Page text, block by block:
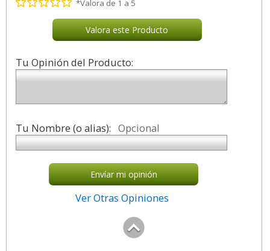
*Valora de 1 a 5
Valora este Producto
Tu Opinión del Producto:
Tu Nombre (o alias): Opcional
Envíar mi opinión
Ver Otras Opiniones